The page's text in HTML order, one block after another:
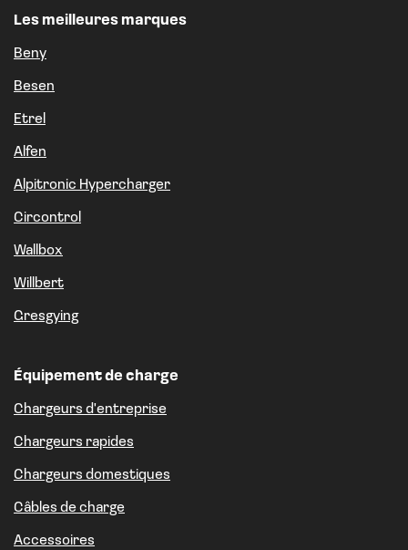
Les meilleures marques
Beny
Besen
Etrel
Alfen
Alpitronic Hypercharger
Circontrol
Wallbox
Willbert
Gresgying
Équipement de charge
Chargeurs d'entreprise
Chargeurs rapides
Chargeurs domestiques
Câbles de charge
Accessoires